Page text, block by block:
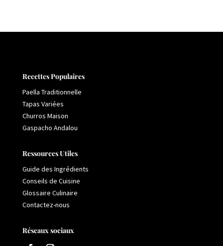
Recettes Populaires
Paella Traditionnelle
Tapas Variées
Churros Maison
Gaspacho Andalou
Ressources Utiles
Guide des Ingrédients
Conseils de Cuisine
Glossaire Culinaire
Contactez-nous
Réseaux sociaux